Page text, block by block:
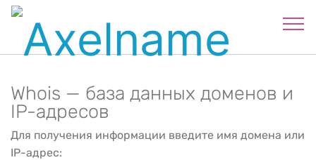
Whois — база данных доменов и
IP-адресов
Для получения информации введите имя домена или
IP-адрес: